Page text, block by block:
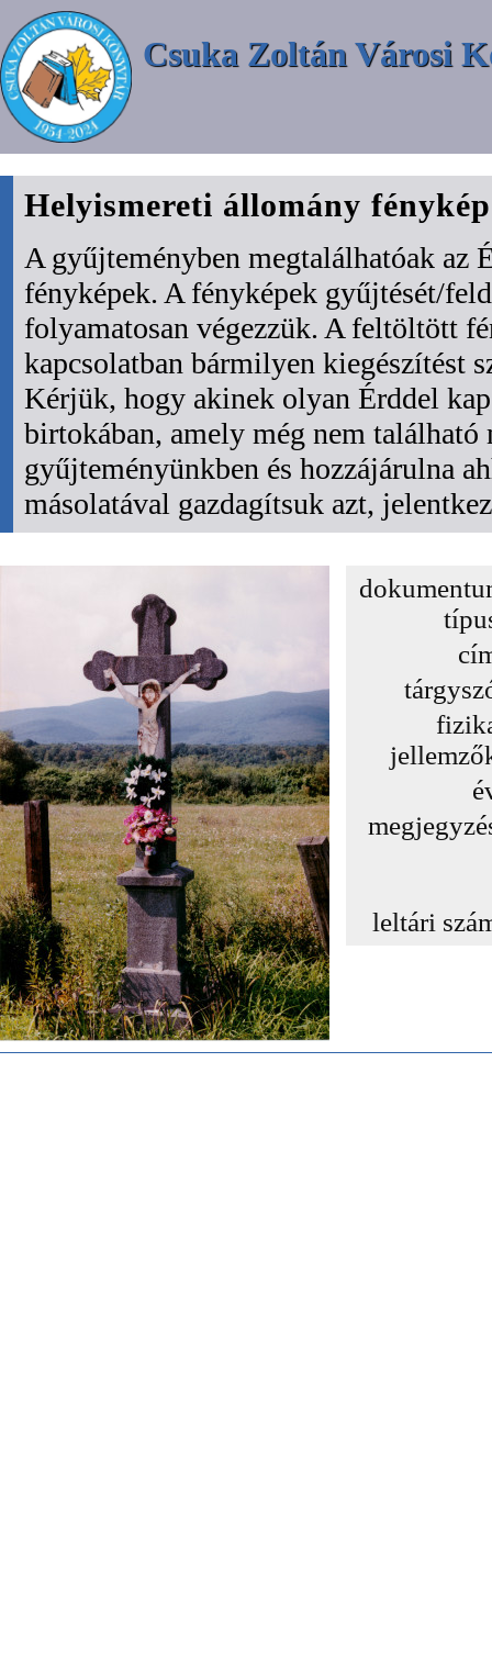
Csuka Zoltán Városi
Helyismereti állomány
A gyűjteményben megtalálhatóak az
fényképek. A fényképek gyűjtését/
folyamatosan végezzük. A feltöltött
kapcsolatban bármilyen kiegészítést
Kérjük, hogy akinek olyan Érddel
birtokában, amely még nem található
gyűjteményünkben és hozzájárulna
másolatával gazdagítsuk azt,
leltári